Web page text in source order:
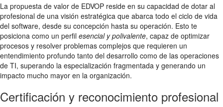
La propuesta de valor de EDVOP reside en su capacidad de dotar al
profesional de una visión estratégica que abarca todo el ciclo de vida
del software, desde su concepción hasta su operación. Esto te
posiciona como un perfil esencial y polivalente, capaz de optimizar
procesos y resolver problemas complejos que requieren un
entendimiento profundo tanto del desarrollo como de las operaciones
de TI, superando la especialización fragmentada y generando un
impacto mucho mayor en la organización.
Certificación y reconocimiento profesional